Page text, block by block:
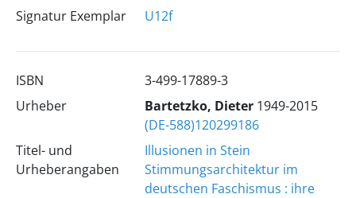
Signatur Exemplar
U12f
ISBN
3-499-17889-3
Urheber
Bartetzko, Dieter1949-2015
(DE-588)120299186
Titel- und
Urheberangaben
Illusionen in Stein
Stimmungsarchitektur im
deutschen Faschismus : ihre